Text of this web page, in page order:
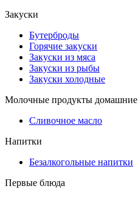
Закуски
Бутерброды
Горячие закуски
Закуски из мяса
Закуски из рыбы
Закуски холодные
Молочные продукты домашние
Сливочное масло
Напитки
Безалкогольные напитки
Первые блюда